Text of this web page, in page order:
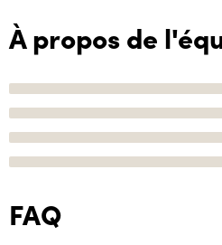
À propos de
FAQ